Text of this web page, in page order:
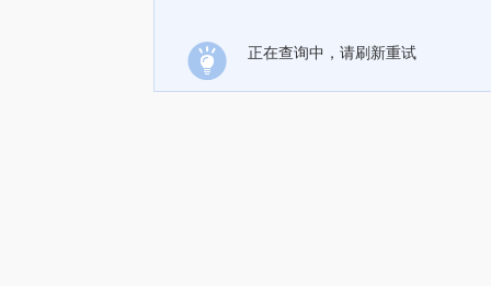
正在查询中，请刷新重试